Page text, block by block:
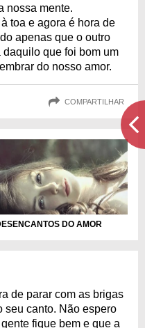
nossa mente.
toa e agora é hora de
apenas que o outro
que foi bom um
do nosso amor.
COMPARTILHAR
DO AMOR
de parar com as brigas
seu canto. Não espero
fique bem e que a